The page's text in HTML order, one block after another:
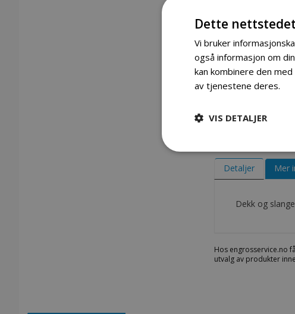
til
begynnelsen
Detaljer
Dekk og
Mer
Hos engrosservice.no
utvalg av produkter
Dette
Vi bruker
også informasjon om
kan kombinere den
av tjenestene deres.
VIS DETALJER